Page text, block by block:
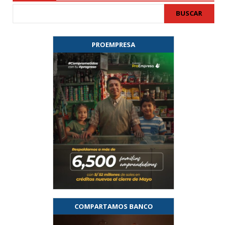
BUSCAR
PROEMPRESA
COMPARTAMOS BANCO